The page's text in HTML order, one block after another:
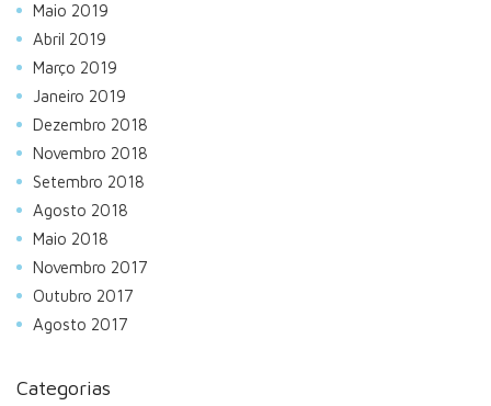
Maio 2019
Abril 2019
Março 2019
Janeiro 2019
Dezembro 2018
Novembro 2018
Setembro 2018
Agosto 2018
Maio 2018
Novembro 2017
Outubro 2017
Agosto 2017
Categorias